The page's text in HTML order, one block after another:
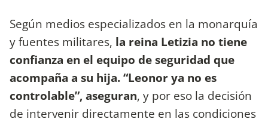
Según medios especializados en la monarquía
y fuentes militares, la reina Letizia no tiene
confianza en el equipo de seguridad que
acompaña a su hija. “Leonor ya no es
controlable”, aseguran, y por eso la decisión
de intervenir directamente en las condiciones